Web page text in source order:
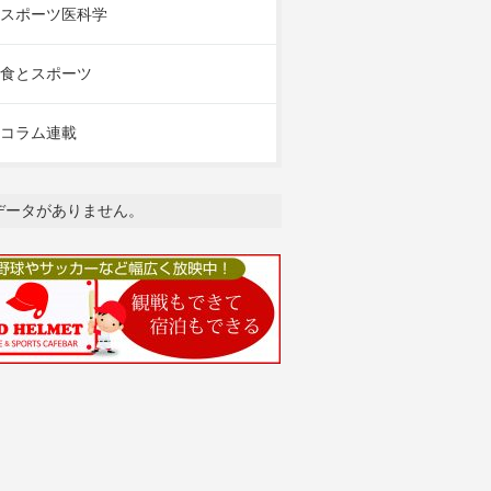
スポーツ医科学
食とスポーツ
コラム連載
タがありません。